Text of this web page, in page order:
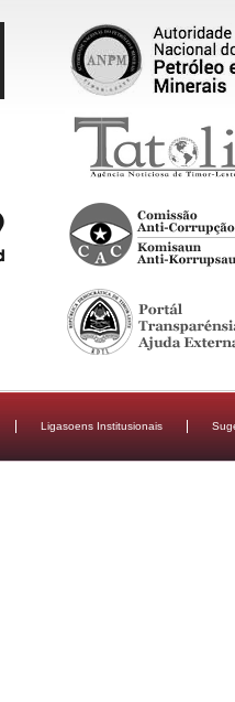
Ligasoens Institusionais